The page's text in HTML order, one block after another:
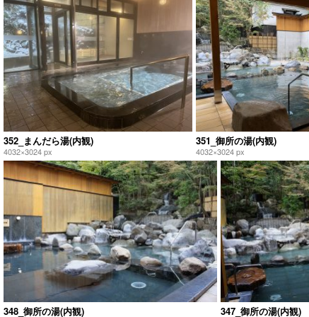
352_まんだら湯(内観)
4032×3024 px
351_御所の湯(内観)
4032×3024 px
348_御所の湯(内観) 347_御所の湯(内観)